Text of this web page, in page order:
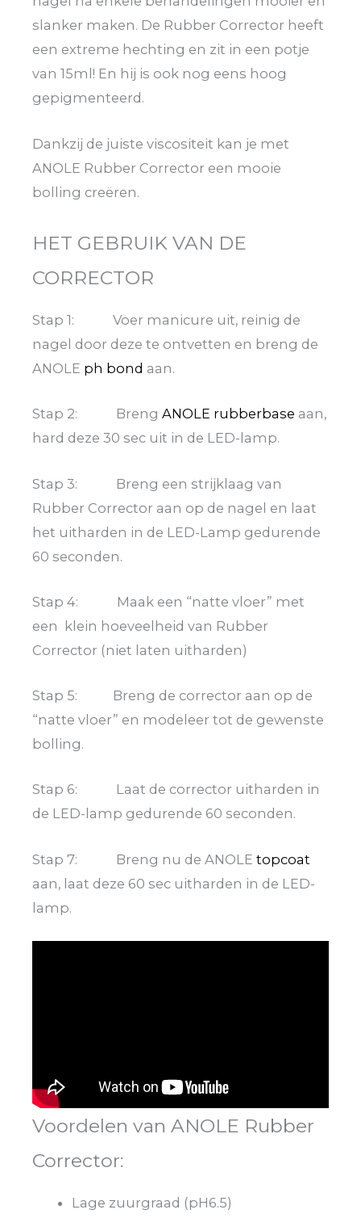
slanker maken. De Rubber Corrector heeft
een extreme hechting en zit in een potje
van 15ml! En hij is ook nog eens hoog
gepigmenteerd.
Dankzij de juiste viscositeit kan je met
ANOLE Rubber Corrector een mooie
bolling creëren.
HET GEBRUIK VAN DE
CORRECTOR
Stap 1: Voer manicure uit, reinig de
nagel door deze te ontvetten en breng de
ANOLE ph bond aan.
Stap 2: Breng ANOLE rubberbase aan,
hard deze 30 sec uit in de LED-lamp.
Stap 3:
Breng een strijklaag van
Rubber Corrector aan op de nagel en laat
het uitharden in de LED-Lamp gedurende
60 seconden.
Stap 4: Maak een “natte vloer” met
een klein hoeveelheid van Rubber
Corrector (niet laten uitharden)
Stap 5: Breng de corrector aan op de
“natte vloer” en modeleer tot de gewenste
bolling.
Stap 6: Laat de corrector uitharden in
de LED-lamp gedurende 60 seconden.
Stap 7: Breng nu de ANOLE topcoat
aan, laat deze 60 sec uitharden in de LED-
lamp.
Voordelen van ANOLE Rubber
Corrector:
Lage zuurgraad (pH6.5)